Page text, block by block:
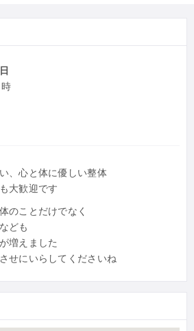
、心と体に優しい整体
大歓迎です
のことだけでなく
ども
増えました
せにいらしてくださいね